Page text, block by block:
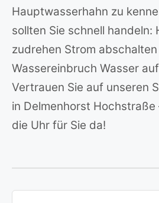
Hauptwasserhahn zu
sollten Sie schnell handeln:
zudrehen Strom
Wassereinbruch Wasser
Vertrauen Sie auf unseren
in Delmenhorst Hochstraße
die Uhr für Sie da!